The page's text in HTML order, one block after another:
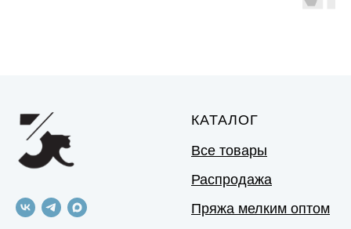
КАТАЛОГ
Все товары
Распродажа
Пряжа мелким оптом